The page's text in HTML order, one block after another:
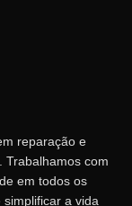
reparação e
Trabalhamos com
em todos os
a vida